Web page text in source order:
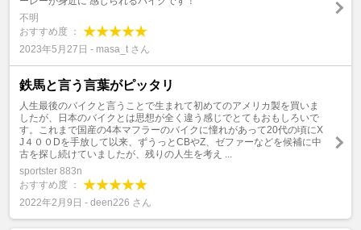
不明
おすすめ度 ：
2023年5月27日 - masa_t さん
鉄馬と言う言葉がピッタリ
人生最後のバイクと言うことで生まれて初めてのアメリカ製を買いま
したが、日本のバイクとは思想が全く違う感じでとてもおもしろいで
す。これまで国産の4本マフラーのバイクに憧れがあって20代の頃にX
J４００Dを手放して以来、ずうっとCBやZ、ゼファーなどを候補に中
古を探し続けていましたが、残りの人生を考え ...
sportster 883n
おすすめ度 ：
2022年2月9日 - deen226 さん